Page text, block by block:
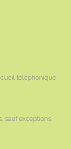
téléphonique
sauf exceptions,